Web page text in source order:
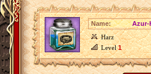
Name:
Azur-
Harz
Level1